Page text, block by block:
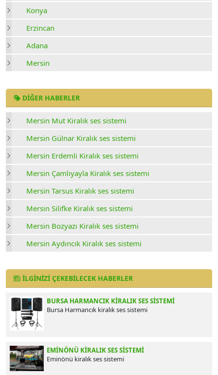
Konya
Erzincan
Adana
Mersin
DIĞER HABERLER
Mersin Mut Kiralık ses sistemi
Mersin Gülnar Kiralık ses sistemi
Mersin Erdemli Kiralık ses sistemi
Mersin Çamlıyayla Kiralık ses sistemi
Mersin Tarsus Kiralık ses sistemi
Mersin Silifke Kiralık ses sistemi
Mersin Bozyazı Kiralık ses sistemi
Mersin Aydıncık Kiralık ses sistemi
İLGINIZI ÇEKEBILECEK HABERLER
BURSA HARMANCIK KIRALIK SES SISTEMI
Bursa Harmancık kiralık ses sistemi
EMINÖNÜ KIRALIK SES SISTEMI
Eminönü kiralık ses sistemi